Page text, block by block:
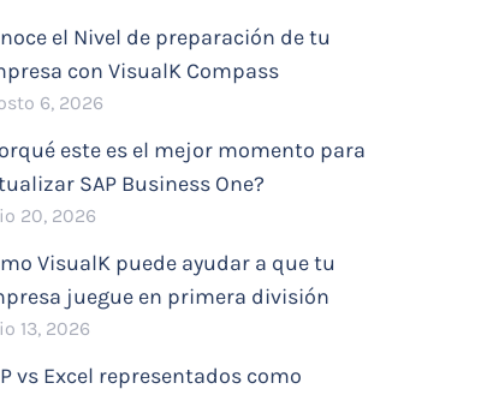
el Nivel de preparación de tu
con VisualK Compass
6, 2026
este es el mejor momento para
SAP Business One?
20, 2026
VisualK puede ayudar a que tu
juegue en primera división
13, 2026
vs Excel representados como